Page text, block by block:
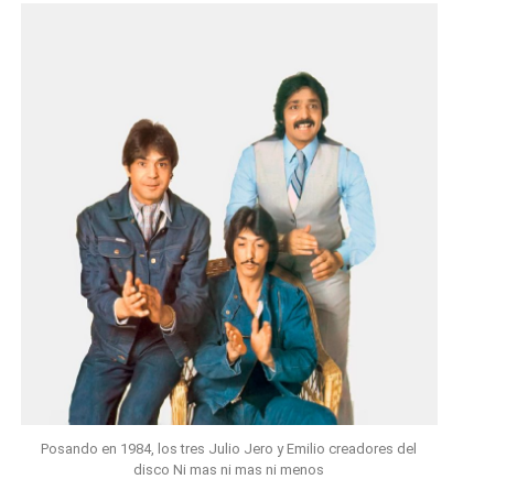
Posando en 1984, los tres Julio Jero y Emilio creadores del
disco Ni mas ni mas ni menos